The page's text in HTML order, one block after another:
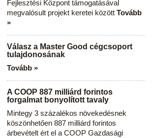
Fejlesztési Központ támogatásával
megvalósult projekt keretei között Tovább
»
Válasz a Master Good cégcsoport
tulajdonosának
Tovább »
A COOP 887 milliárd forintos
forgalmat bonyolított tavaly
Mintegy 3 százalékos növekedésnek
köszönhetően 887 milliárd forintos
árbevételt ért el a COOP Gazdasági